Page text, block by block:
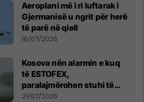
Aeroplani më i ri luftarak i
Gjermanisë u ngrit për herë
të parë në qiell
16/07/2026
Kosova nën alarmin e kuq
të ESTOFEX,
paralajmërohen stuhi të
fuqishme me breshër dhe
21/07/2026